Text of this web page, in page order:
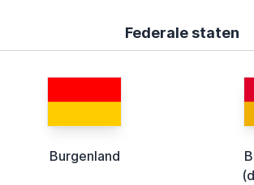
Federale staten
Burgenland